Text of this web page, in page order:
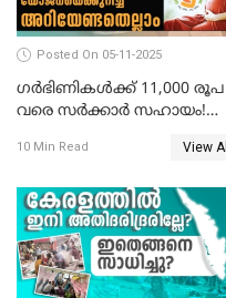
Posted On 05-11-2025
ഗർഭിണികൾക്ക് 11,000 രൂപ
വരെ സർക്കാർ സഹായം!
യോജനയെക്കുറിച്ച്
10 Min Read View All